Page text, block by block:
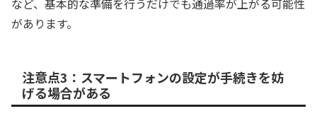
など、基本的な準備を行うだけでも通過率が上がる可能性
があります。
注意点3：スマートフォンの設定が手続きを妨
げる場合がある